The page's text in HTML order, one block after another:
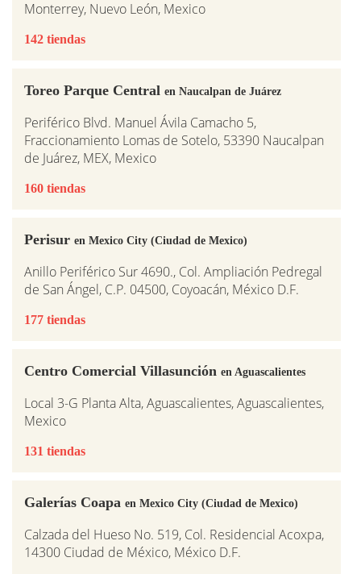
Monterrey, Nuevo León, Mexico
142 tiendas
Toreo Parque Central en Naucalpan de Juárez
Periférico Blvd. Manuel Ávila Camacho 5,
Fraccionamiento Lomas de Sotelo, 53390 Naucalpan
de Juárez, MEX, Mexico
160 tiendas
Perisur en Mexico City (Ciudad de Mexico)
Anillo Periférico Sur 4690., Col. Ampliación Pedregal
de San Ángel, C.P. 04500, Coyoacán, México D.F.
177 tiendas
Centro Comercial Villasunción en Aguascalientes
Local 3-G Planta Alta, Aguascalientes, Aguascalientes,
Mexico
131 tiendas
Galerías Coapa en Mexico City (Ciudad de Mexico)
Calzada del Hueso No. 519, Col. Residencial Acoxpa,
14300 Ciudad de México, México D.F.